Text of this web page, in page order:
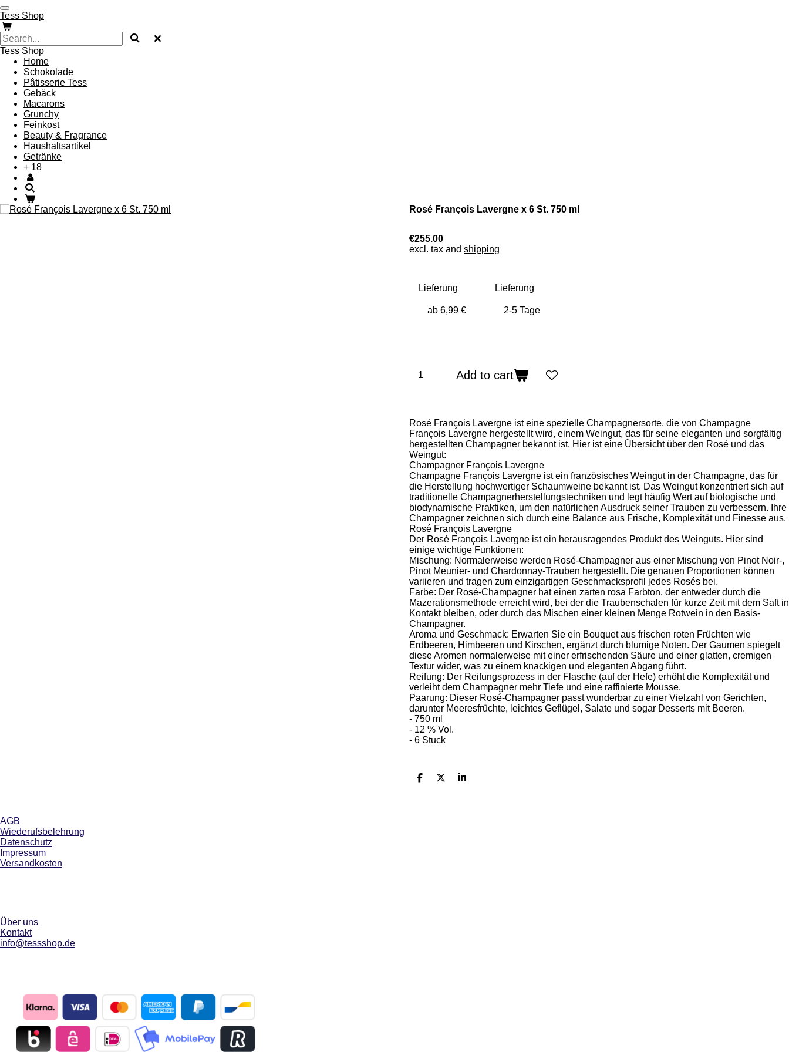
Skip
to
main
content
Tess Shop
Tess Shop
Home
Schokolade
Pâtisserie Tess
Gebäck
Macarons
Grunchy
Feinkost
Beauty & Fragrance
Haushaltsartikel
Getränke
+ 18
Rosé François Lavergne x 6 St. 750 ml
€255.00
excl. tax and shipping
Lieferung Lieferung
Add to cart
Rosé François Lavergne ist eine spezielle Champagnersorte, die von Champagne
François Lavergne hergestellt wird, einem Weingut, das für seine eleganten und sorgfältig
hergestellten Champagner bekannt ist. Hier ist eine Übersicht über den Rosé und das
Weingut:
Champagner François Lavergne
Champagne François Lavergne ist ein französisches Weingut in der Champagne, das für
die Herstellung hochwertiger Schaumweine bekannt ist. Das Weingut konzentriert sich auf
traditionelle Champagnerherstellungstechniken und legt häufig Wert auf biologische und
biodynamische Praktiken, um den natürlichen Ausdruck seiner Trauben zu verbessern. Ihre
Champagner zeichnen sich durch eine Balance aus Frische, Komplexität und Finesse aus.
Rosé François Lavergne
Der Rosé François Lavergne ist ein herausragendes Produkt des Weinguts. Hier sind
einige wichtige Funktionen:
Mischung: Normalerweise werden Rosé-Champagner aus einer Mischung von Pinot Noir-,
Pinot Meunier- und Chardonnay-Trauben hergestellt. Die genauen Proportionen können
variieren und tragen zum einzigartigen Geschmacksprofil jedes Rosés bei.
Farbe: Der Rosé-Champagner hat einen zarten rosa Farbton, der entweder durch die
Mazerationsmethode erreicht wird, bei der die Traubenschalen für kurze Zeit mit dem Saft in
Kontakt bleiben, oder durch das Mischen einer kleinen Menge Rotwein in den Basis-
Champagner.
Aroma und Geschmack: Erwarten Sie ein Bouquet aus frischen roten Früchten wie
Erdbeeren, Himbeeren und Kirschen, ergänzt durch blumige Noten. Der Gaumen spiegelt
diese Aromen normalerweise mit einer erfrischenden Säure und einer glatten, cremigen
Textur wider, was zu einem knackigen und eleganten Abgang führt.
Reifung: Der Reifungsprozess in der Flasche (auf der Hefe) erhöht die Komplexität und
verleiht dem Champagner mehr Tiefe und eine raffinierte Mousse.
Paarung: Dieser Rosé-Champagner passt wunderbar zu einer Vielzahl von Gerichten,
darunter Meeresfrüchte, leichtes Geflügel, Salate und sogar Desserts mit Beeren.
- 750 ml
- 12 % Vol.
- 6 Stuck
S
S
S
AGB
Wiederufsbelehrung
Datenschutz
Impressum
Versandkosten
Über uns
Kontakt
info@tessshop.de